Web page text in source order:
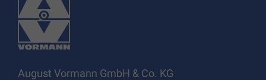
August Vormann GmbH & Co. KG